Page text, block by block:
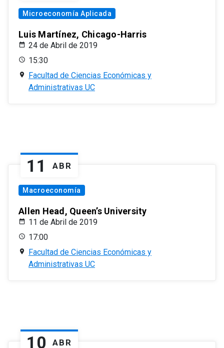
Microeconomía Aplicada
Luis Martínez, Chicago-Harris
24 de Abril de 2019
15:30
Facultad de Ciencias Económicas y
Administrativas UC
11 ABR
Macroeconomía
Allen Head, Queen’s University
11 de Abril de 2019
17:00
Facultad de Ciencias Económicas y
Administrativas UC
10 ABR